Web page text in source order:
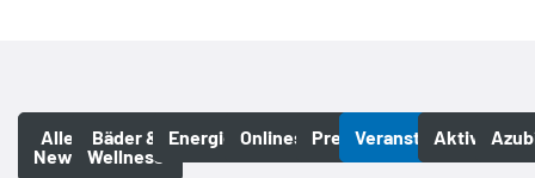
Alle
News
Bäder &
Wellness
EnergiesparenOnlineservices
PresseVeranstaltungen
Aktivitäten